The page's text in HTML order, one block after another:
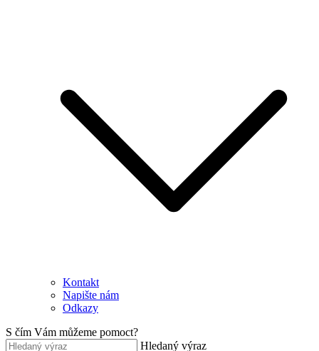
Kontakt
Napište nám
Odkazy
S čím Vám můžeme pomoct?
Hledaný výraz